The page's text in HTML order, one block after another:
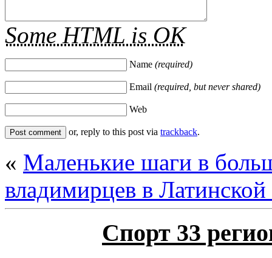
Some HTML is OK
Name (required)
Email (required, but never shared)
Web
or, reply to this post via trackback.
« Маленькие шаги в
владимирцев в
Спорт 33